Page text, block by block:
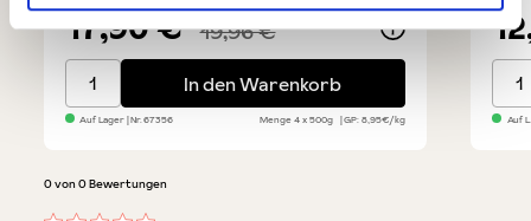
Durchschnittliche Bewertung von 5 von 5 Sternen
17,90 € 19,96 €
Gragnano Pasta - 4er Probierpaket
In den Warenkorb
Auf Lager| Nr.67356 Menge4 x 500g GP: 8,95€/kg Auf
0 von 0 Bewertungen